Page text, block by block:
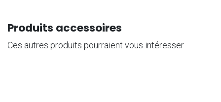
Produits accessoires
Ces autres produits pourraient vous intéresser